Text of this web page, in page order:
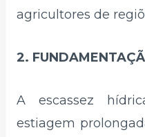
agricultores de
2.
A escassez
estiagem